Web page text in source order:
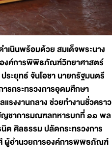
เนินพร้อมด้วย สมเด็จพระนาง
องค์การพิพิธภัณฑ์วิทยาศาสตร์
ระยุทธ์ จันโอชา นายกรัฐมนตรี
รกระทรวงการอุดมศึกษา
รงงานกลาง ช่วยทำงานชั่วคราว
ชาการมณฑลทหารบกที่ ๑๑ พล
ศิลธรรม ปลัดกระทรวงการ
ผู้อำนวยการองค์การพิพิธภัณฑ์